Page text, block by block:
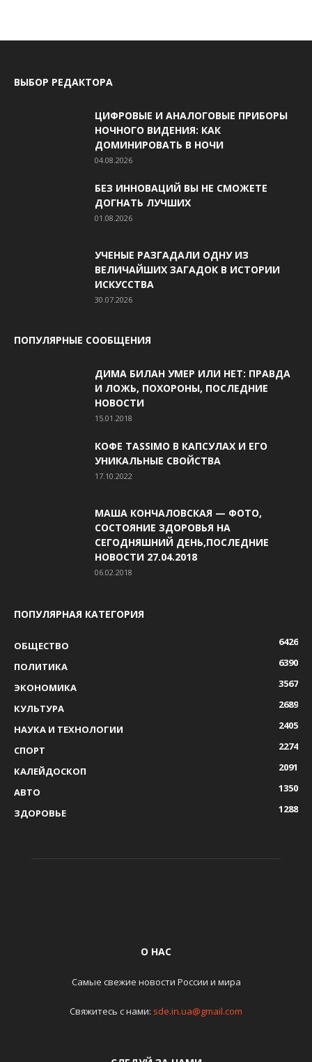
ВЫБОР РЕДАКТОРА
ЦИФРОВЫЕ И АНАЛОГОВЫЕ ПРИБОРЫ
НОЧНОГО ВИДЕНИЯ: КАК
ДОМИНИРОВАТЬ В НОЧИ
04.08.2026
БЕЗ ИННОВАЦИЙ ВЫ НЕ СМОЖЕТЕ
ДОГНАТЬ ЛУЧШИХ
01.08.2026
УЧЕНЫЕ РАЗГАДАЛИ ОДНУ ИЗ
ВЕЛИЧАЙШИХ ЗАГАДОК В ИСТОРИИ
ИСКУССТВА
30.07.2026
ПОПУЛЯРНЫЕ СООБЩЕНИЯ
ДИМА БИЛАН УМЕР ИЛИ НЕТ: ПРАВДА
И ЛОЖЬ, ПОХОРОНЫ, ПОСЛЕДНИЕ
НОВОСТИ
15.01.2018
КОФЕ TASSIMO В КАПСУЛАХ И ЕГО
УНИКАЛЬНЫЕ СВОЙСТВА
17.10.2022
МАША КОНЧАЛОВСКАЯ — ФОТО,
СОСТОЯНИЕ ЗДОРОВЬЯ НА
СЕГОДНЯШНИЙ ДЕНЬ,ПОСЛЕДНИЕ
НОВОСТИ 27.04.2018
06.02.2018
ПОПУЛЯРНАЯ КАТЕГОРИЯ
ОБЩЕСТВО
6426
ПОЛИТИКА
6390
ЭКОНОМИКА
3567
КУЛЬТУРА
2689
НАУКА И ТЕХНОЛОГИИ
2405
СПОРТ
2274
КАЛЕЙДОСКОП
2091
АВТО
1350
ЗДОРОВЬЕ
1288
О НАС
Самые свежие новости России и мира
Свяжитесь с нами: sde.in.ua@gmail.com